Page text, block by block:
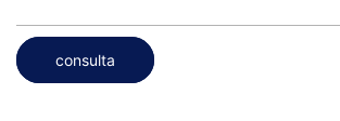
consulta